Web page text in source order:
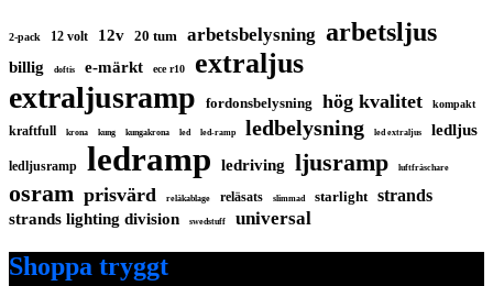
2-pack 12 volt 12v 20 tum arbetsbelysning arbetsljus
billig doftis e-märkt ece r10 extraljus
extraljusramp fordonsbelysning hög kvalitet kompakt
kraftfull krona kung kungakrona led led-ramp ledbelysning led extraljus ledljus
ledljusramp ledramp ledriving ljusramp luftfräschare
osram prisvärd reläkablage reläsats slimmad starlight strands
strands lighting division swedstuff universal
Shoppa tryggt